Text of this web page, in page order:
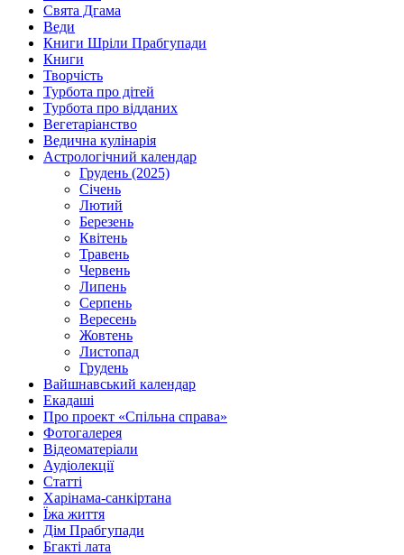
Свята Дгама
Веди
Книги Шріли Прабгупади
Книги
Творчість
Турбота про дітей
Турбота про відданих
Вегетаріанство
Ведична кулінарія
Астрологічний календар
Грудень (2025)
Січень
Лютий
Березень
Квітень
Травень
Червень
Липень
Серпень
Вересень
Жовтень
Листопад
Грудень
Вайшнавський календар
Екадаші
Про проект «Спільна справа»
Фотогалерея
Відеоматеріали
Аудіолекції
Статті
Харінама-санкіртана
Їжа життя
Дім Прабгупади
Бгакті лата